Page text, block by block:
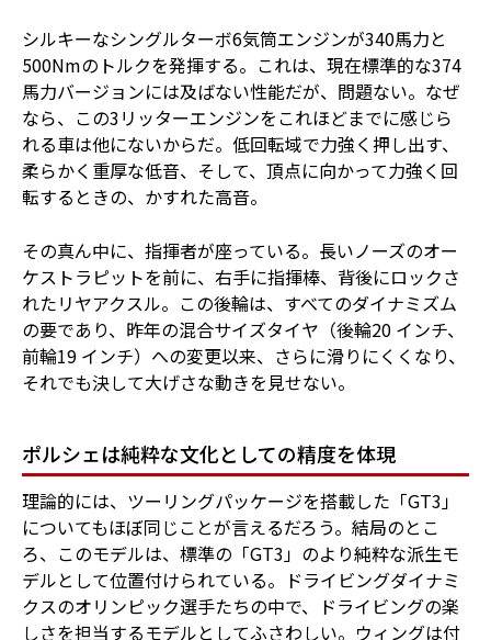
シルキーなシングルターボ6気筒エンジンが340馬力と
500Nmのトルクを発揮する。これは、現在標準的な374
馬力バージョンには及ばない性能だが、問題ない。なぜ
なら、この3リッターエンジンをこれほどまでに感じら
れる車は他にないからだ。低回転域で力強く押し出す、
柔らかく重厚な低音、そして、頂点に向かって力強く回
転するときの、かすれた高音。
その真ん中に、指揮者が座っている。長いノーズのオー
ケストラピットを前に、右手に指揮棒、背後にロックさ
れたリヤアクスル。この後輪は、すべてのダイナミズム
の要であり、昨年の混合サイズタイヤ（後輪20 インチ、
前輪19 インチ）への変更以来、さらに滑りにくくなり、
それでも決して大げさな動きを見せない。
ポルシェは純粋な文化としての精度を体現
理論的には、ツーリングパッケージを搭載した「GT3」
についてもほぼ同じことが言えるだろう。結局のとこ
ろ、このモデルは、標準の「GT3」のより純粋な派生モ
デルとして位置付けられている。ドライビングダイナミ
クスのオリンピック選手たちの中で、ドライビングの楽
しさを担当するモデルとしてふさわしい。ウィングは付